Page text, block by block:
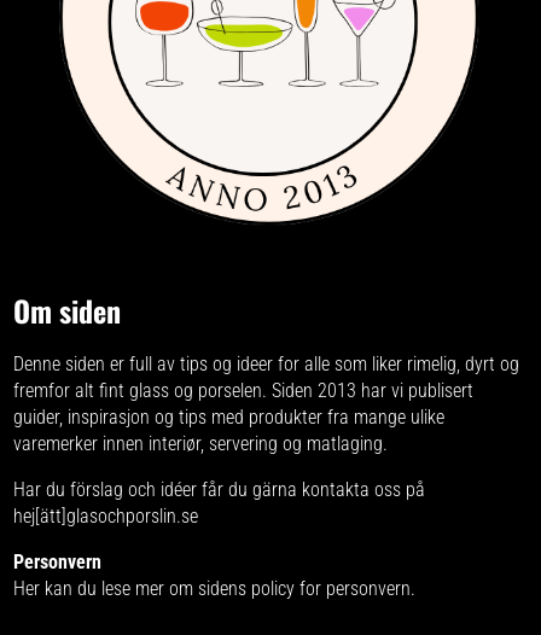
Om siden
Denne siden er full av tips og ideer for alle som liker rimelig, dyrt og
fremfor alt fint glass og porselen. Siden 2013 har vi publisert
guider, inspirasjon og tips med produkter fra mange ulike
varemerker innen interiør, servering og matlaging.
Har du förslag och idéer får du gärna kontakta oss på
hej[ätt]glasochporslin.se
Personvern
Her kan du lese mer om sidens policy for personvern.